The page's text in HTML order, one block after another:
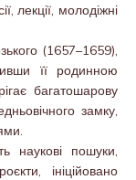
лекції, молодіжні
(1657–1659),
її родинною
багатошарову
замку,
наукові пошуки,
ініційовано